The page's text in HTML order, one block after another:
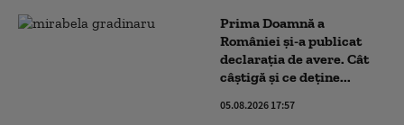
Prima Doamnă a
României și-a publicat
declarația de avere. Cât
câștigă și ce deține...
05.08.2026 17:57